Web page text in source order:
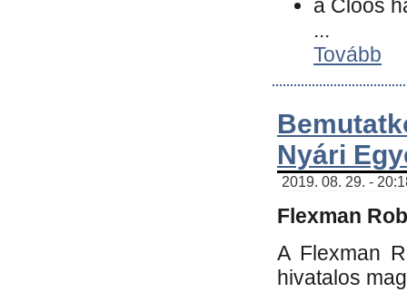
a Cloos
...
Tovább
Nyári
2019. 08. 29. -
Flexman
A Flexman
hivatalos